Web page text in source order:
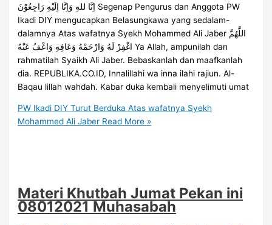
اِنَّا للهِ وَاِنَّا اِلَيْهِ رَاجِعُوْنَ Segenap Pengurus dan Anggota PW
Ikadi DIY mengucapkan Belasungkawa yang sedalam-
dalamnya Atas wafatnya Syekh Mohammed Ali Jaber اللَّهُمَّ
اغْفِرْ لَهُ وَارْحَمْهُ وَعَافِهِ وَاعْفُ عَنْهُ Ya Allah, ampunilah dan
rahmatilah Syaikh Ali Jaber. Bebaskanlah dan maafkanlah
dia. REPUBLIKA.CO.ID, Innalillahi wa inna ilahi rajiun. Al-
Baqau lillah wahdah. Kabar duka kembali menyelimuti umat
PW Ikadi DIY Turut Berduka Atas wafatnya Syekh
Mohammed Ali Jaber Read More »
Materi Khutbah Jumat Pekan ini
08012021 Muhasabah